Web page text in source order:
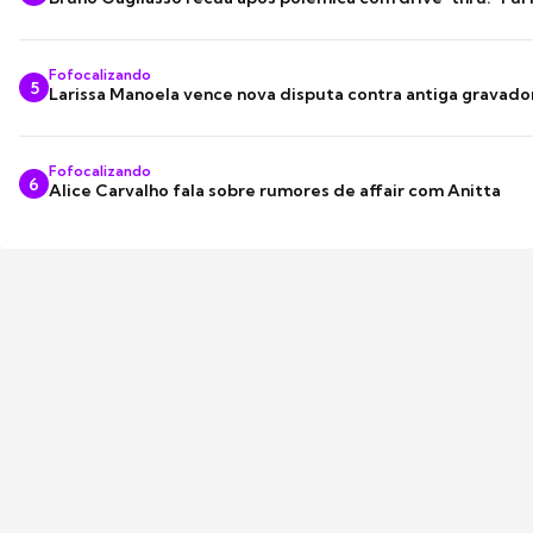
5
Fofocalizando
Larissa Manoela vence nova disputa contra antiga
6
Fofocalizando
Alice Carvalho fala sobre rumores de affair com Anitta